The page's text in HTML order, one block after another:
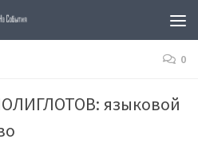
0
языковой